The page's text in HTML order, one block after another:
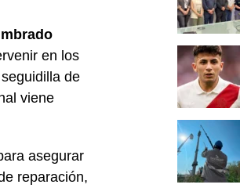
en los
de
viene
asegurar
reparación,